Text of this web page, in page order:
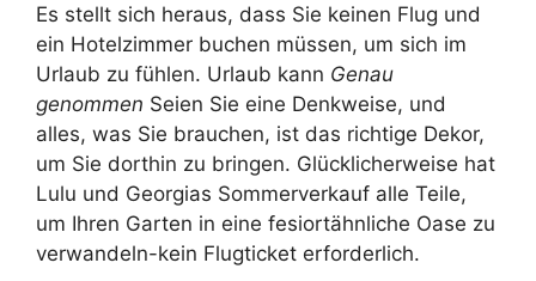
Es stellt sich heraus, dass Sie keinen Flug und
ein Hotelzimmer buchen müssen, um sich im
Urlaub zu fühlen. Urlaub kann Genau
genommen Seien Sie eine Denkweise, und
alles, was Sie brauchen, ist das richtige Dekor,
um Sie dorthin zu bringen. Glücklicherweise hat
Lulu und Georgias Sommerverkauf alle Teile,
um Ihren Garten in eine fesiortähnliche Oase zu
verwandeln-kein Flugticket erforderlich.